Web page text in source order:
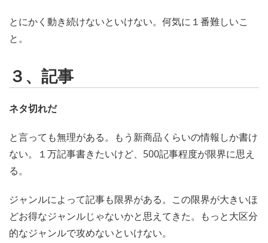
とにかく動き続けないといけない。何気に１番難しいこ
と。
３、記事
ネタ切れだ
と言っても無理がある。もう新商品くらいの情報しか書け
ない。１万記事書きたいけど、500記事程度が限界に思え
る。
ジャンルによって記事も限界がある。この限界が大きいほ
どお得なジャンルじゃないかと思えてきた。もっと大区分
的なジャンルで攻めないといけない。